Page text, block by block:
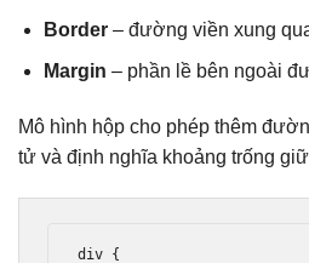
Border– đường viền xung
Margin – phần lề bên ngoài
Mô hình hộp cho phép thêm
tử và định nghĩa khoảng trống
div {